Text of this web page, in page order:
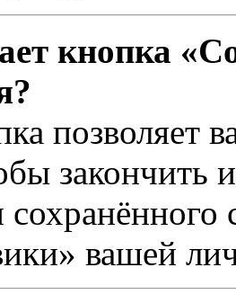
кнопка
позволяет
закончить
вашей